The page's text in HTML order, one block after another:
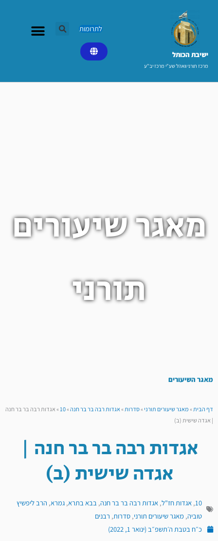
ישיבת הכותל​
מרכז תורני וואהל שע"י מרכז יב"ע
לתרומות
מאגר שיעורים
תורני
מאגר השיעורים
דף הבית»מאגר שיעורים תורני»סדרות»אגדות רבה בר בר חנה»
10
»אגדות רבה בר בר חנה
| אגדה שישית (ב)
אגדות רבה בר בר חנה |
אגדה שישית (ב)
10
, אגדות חז"ל, אגדות רבה בר בר חנה, בבא בתרא, גמרא, הרב ליפשיץ
טוביה, מאגר שיעורים תורני, סדרות, רבנים
כ״ח בטבת ה׳תשפ״ב (ינואר 1, 2022)